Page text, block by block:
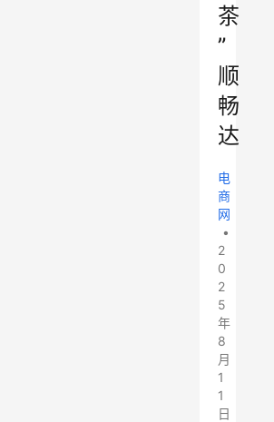
茶
”
顺
畅
达
电
商
网
•
2
0
2
5
年
8
月
1
1
日